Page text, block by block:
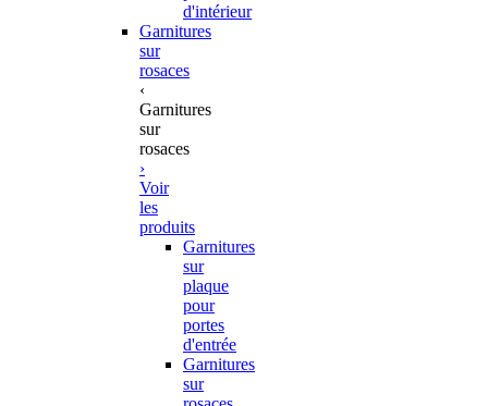
d'intérieur
Garnitures
sur
rosaces
‹
Garnitures
sur
rosaces
›
Voir
les
produits
Garnitures
sur
plaque
pour
portes
d'entrée
Garnitures
sur